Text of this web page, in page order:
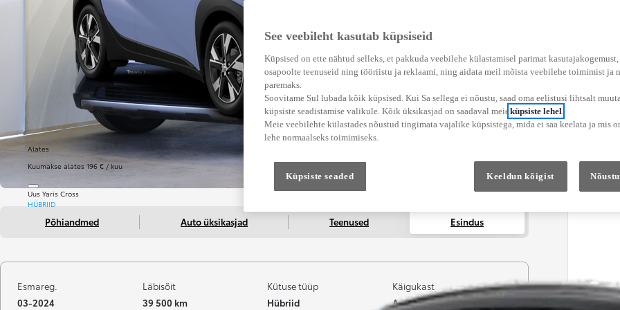
Alates
Kuumakse alates 196 € / kuu
Uus Yaris Cross
HÜBRIID
Põhiandmed Auto üksikasjad Teenused Esindus
Esmareg.
03-2024
Läbisõit
39 500 km
Kütuse tüüp
Hübriid
Käigukast
Automaatne
See veebileht kasutab küpsiseid
Küpsised on ette nähtud selleks, et pakkuda veebilehe külastamisel parimat
osapoolte teenuseid ning tööriistu ja reklaami, ning aidata meil mõista veebilehe toimimist ja
paremaks.
Soovitame Sul lubada kõik küpsised. Kui Sa sellega ei nõustu, saad oma eelistusi lihtsalt
küpsiste seadistamise valikule. Kõik üksikasjad on saadaval meieküpsiste lehel.
Meie veebilehte külastades nõustud tingimata vajalike küpsistega, mida ei saa keelata ja mis
lehe normaalseks toimimiseks.
Küpsiste seaded Keeldun kõigist